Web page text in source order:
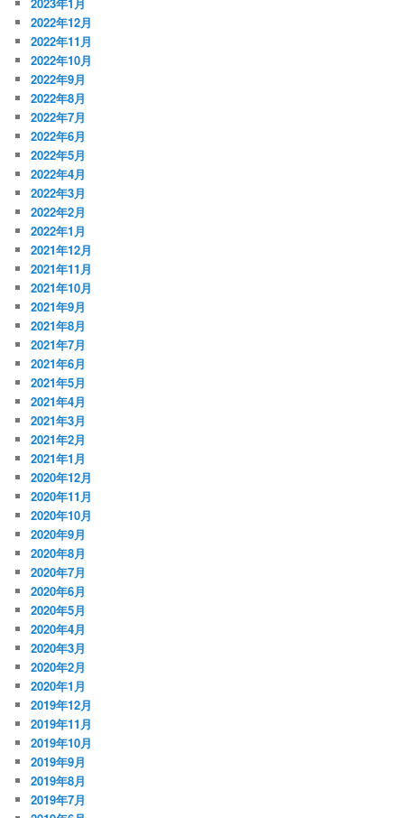
2022年12月
2022年11月
2022年10月
2022年9月
2022年8月
2022年7月
2022年6月
2022年5月
2022年4月
2022年3月
2022年2月
2022年1月
2021年12月
2021年11月
2021年10月
2021年9月
2021年8月
2021年7月
2021年6月
2021年5月
2021年4月
2021年3月
2021年2月
2021年1月
2020年12月
2020年11月
2020年10月
2020年9月
2020年8月
2020年7月
2020年6月
2020年5月
2020年4月
2020年3月
2020年2月
2020年1月
2019年12月
2019年11月
2019年10月
2019年9月
2019年8月
2019年7月